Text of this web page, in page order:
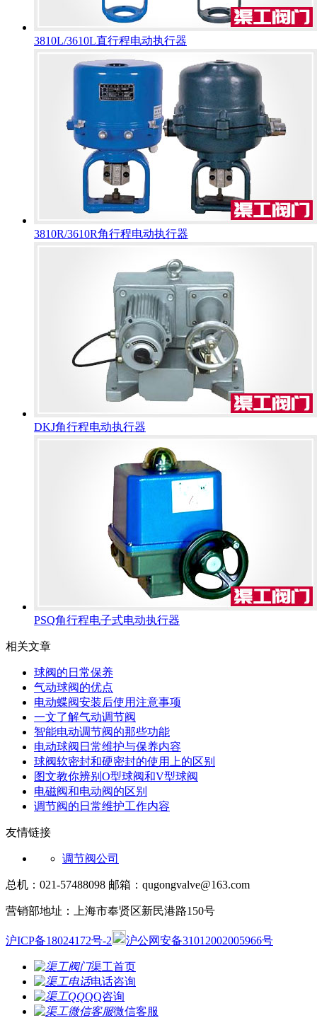
3810L/3610L直行程电动执行器
3810R/3610R角行程电动执行器
DKJ角行程电动执行器
PSQ角行程电子式电动执行器
相关文章
球阀的日常保养
气动球阀的优点
电动蝶阀安装后使用注意事项
一文了解气动调节阀
智能电动调节阀的那些功能
电动球阀日常维护与保养内容
球阀软密封和硬密封的使用上的区别
图文教你辨别O型球阀和V型球阀
电磁阀和电动阀的区别
调节阀的日常维护工作内容
友情链接
调节阀公司
总机：021-57488098 邮箱：qugongvalve@163.com
营销部地址：上海市奉贤区新民港路150号
沪ICP备18024172号-2 沪公网安备31012002005966号
渠工首页
电话咨询
QQ咨询
微信客服